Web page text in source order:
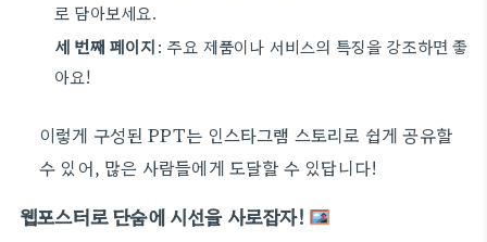
로 담아보세요.
세 번째 페이지: 주요 제품이나 서비스의 특징을 강조하면 좋
아요!
이렇게 구성된 PPT는 인스타그램 스토리로 쉽게 공유할
수 있어, 많은 사람들에게 도달할 수 있답니다!
웹포스터로 단숨에 시선을 사로잡자!